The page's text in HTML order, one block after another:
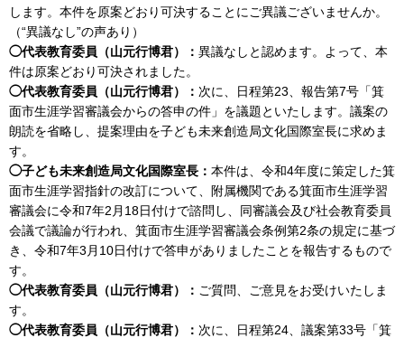
します。本件を原案どおり可決することにご異議ございませんか。
（“異議なし”の声あり）
◯代表教育委員（山元行博君）： 異議なしと認めます。よって、本
件は原案どおり可決されました。
◯代表教育委員（山元行博君）： 次に、日程第23、報告第7号「箕
面市生涯学習審議会からの答申の件」を議題といたします。議案の
朗読を省略し、提案理由を子ども未来創造局文化国際室長に求めま
す。
◯子ども未来創造局文化国際室長： 本件は、令和4年度に策定した箕
面市生涯学習指針の改訂について、附属機関である箕面市生涯学習
審議会に令和7年2月18日付けで諮問し、同審議会及び社会教育委員
会議で議論が行われ、箕面市生涯学習審議会条例第2条の規定に基づ
き、令和7年3月10日付けで答申がありましたことを報告するもので
す。
◯代表教育委員（山元行博君）： ご質問、ご意見をお受けいたしま
す。
◯代表教育委員（山元行博君）： 次に、日程第24、議案第33号「箕